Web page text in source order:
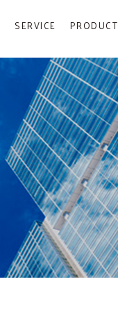
SERVICE PRODUCT